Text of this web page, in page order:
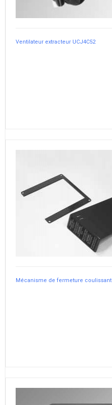
Ventilateur extracteur UCJ4C52
Mécanisme de fermeture coulissant